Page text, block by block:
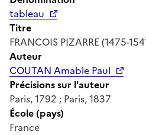
tableau
Titre
FRANCOIS PIZARRE (1475-
Auteur
COUTAN Amable Paul
Précisions sur l'auteur
Paris, 1792 ; Paris, 1837
École (pays)
France